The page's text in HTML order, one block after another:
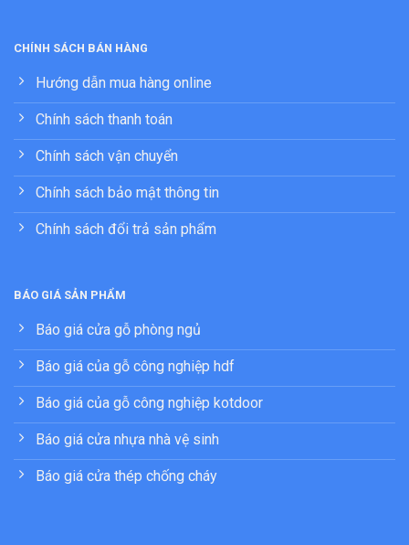
CHÍNH SÁCH BÁN HÀNG
Hướng dẫn mua hàng online
Chính sách thanh toán
Chính sách vận chuyển
Chính sách bảo mật thông tin
Chính sách đổi trả sản phẩm
BÁO GIÁ SẢN PHẨM
Báo giá cửa gỗ phòng ngủ
Báo giá của gỗ công nghiệp hdf
Báo giá của gỗ công nghiệp kotdoor
Báo giá cửa nhựa nhà vệ sinh
Báo giá cửa thép chống cháy